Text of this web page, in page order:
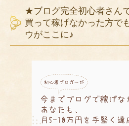
★ブログ完全初心者さん
買って稼げなかった方で
ウがここに♪